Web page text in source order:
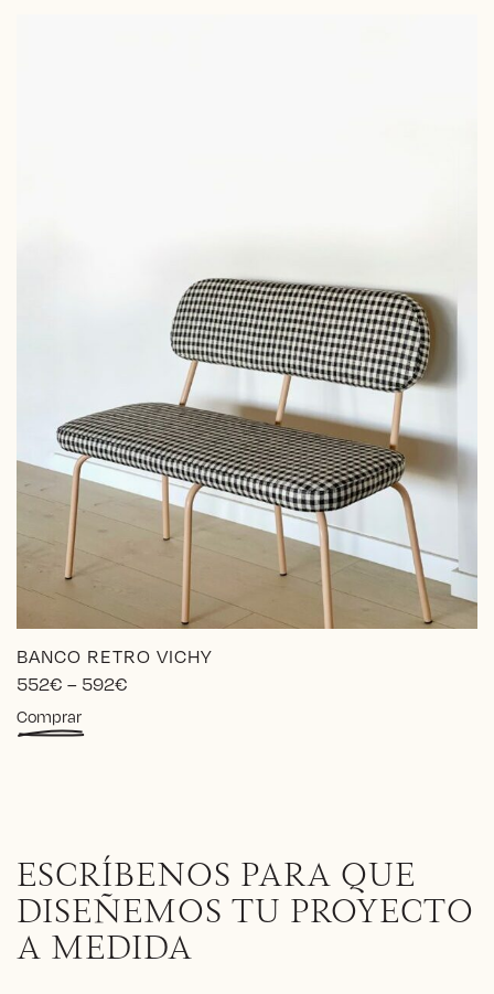
BANCO RETRO VICHY
552€ – 592€
ComprarEste
producto
opciones
se
pueden
elegir
en
ESCRÍBENOS PARA QUE
DISEÑEMOS TU PROYECTO
A MEDIDA